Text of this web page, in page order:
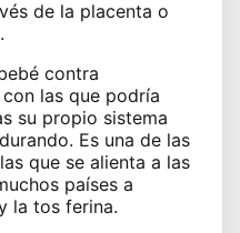
de la placenta o
contra
las que podría
su propio sistema
Es una de las
que se alienta a las
países a
la tos ferina.